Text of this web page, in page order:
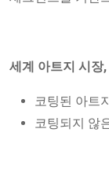
세계 아트지 시장
코팅된 아트
코팅되지 않